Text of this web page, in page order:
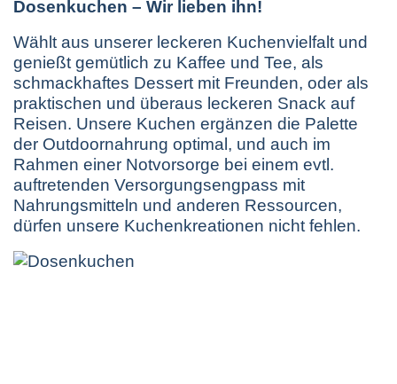
Dosenkuchen – Wir lieben ihn!
Wählt aus unserer leckeren Kuchenvielfalt und
genießt gemütlich zu Kaffee und Tee, als
schmackhaftes Dessert mit Freunden, oder als
praktischen und überaus leckeren Snack auf
Reisen. Unsere Kuchen ergänzen die Palette
der Outdoornahrung optimal, und auch im
Rahmen einer Notvorsorge bei einem evtl.
auftretenden Versorgungsengpass mit
Nahrungsmitteln und anderen Ressourcen,
dürfen unsere Kuchenkreationen nicht fehlen.